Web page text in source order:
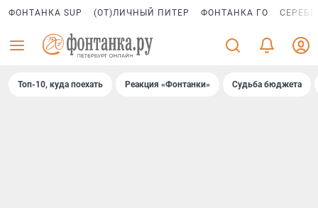
ФОНТАНКА SUP (ОТ)ЛИЧНЫЙ ПИТЕР ФОНТАНКА ГО
Топ-10, куда поехать Реакция «Фонтанки» Судьба бюджета